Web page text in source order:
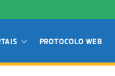
PROTOCOLO WEB